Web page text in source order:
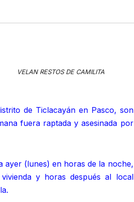
VELAN RESTOS DE CAMILITA
de Ticlacayán en Pasco, son
fuera raptada y asesinada por
ayer (lunes) en horas de la noche,
y horas después al local